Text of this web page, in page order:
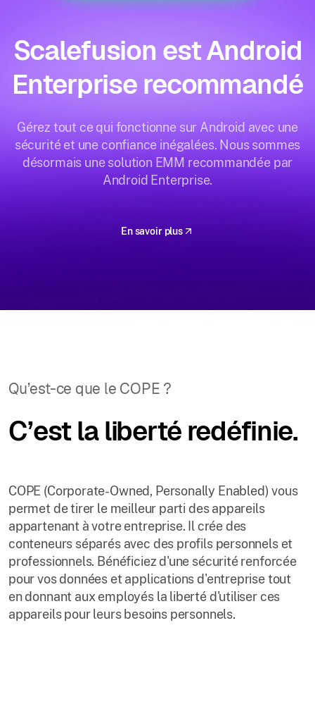
Scalefusion est Android
Enterprise recommandé
Gérez tout ce qui fonctionne sur Android avec une
sécurité et une confiance inégalées. Nous sommes
désormais une solution EMM recommandée par
Android Enterprise.
En savoir plus
Qu’est-ce que le COPE ?
C’est la liberté redéfinie.
COPE (Corporate-Owned, Personally Enabled) vous
permet de tirer le meilleur parti des appareils
appartenant à votre entreprise. Il crée des
conteneurs séparés avec des profils personnels et
professionnels. Bénéficiez d'une sécurité renforcée
pour vos données et applications d'entreprise tout
en donnant aux employés la liberté d'utiliser ces
appareils pour leurs besoins personnels.